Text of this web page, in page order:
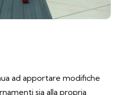
ad apportare modifiche
sia alla propria